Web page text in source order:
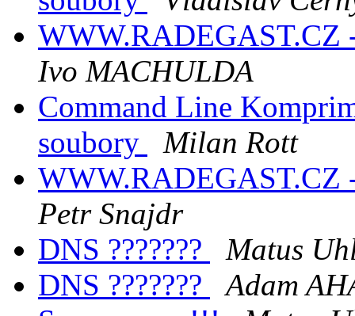
Ivo MACHULDA
Command Line
soubory
Milan Rott
Petr Snajdr
DNS ???????
Matus
DNS ???????
Adam